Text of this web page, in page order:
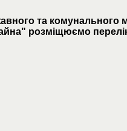
та комунального
розміщюємо